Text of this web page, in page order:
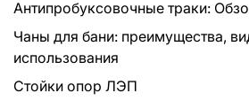
Антипробуксовочные траки:
Чаны для бани: преимущества,
использования
Стойки опор ЛЭП